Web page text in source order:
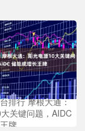
排行 摩根大通：
关键问题，AIDC
牌